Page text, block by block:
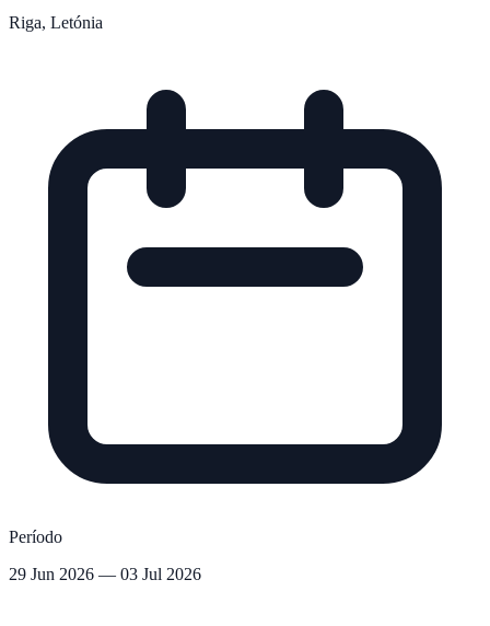
Riga, Letónia
Período
29 Jun 2026 — 03 Jul 2026